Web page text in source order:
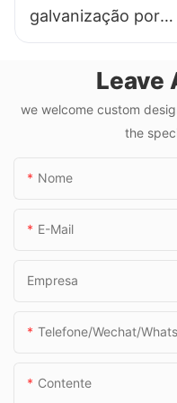
galvanização por
queda contínua da
produzir GI -
galvanização a
quente e CGL2
Leave
we welcome custom
the
Nome
E-Mail
Empresa
Telefone/Wechat/
Contente